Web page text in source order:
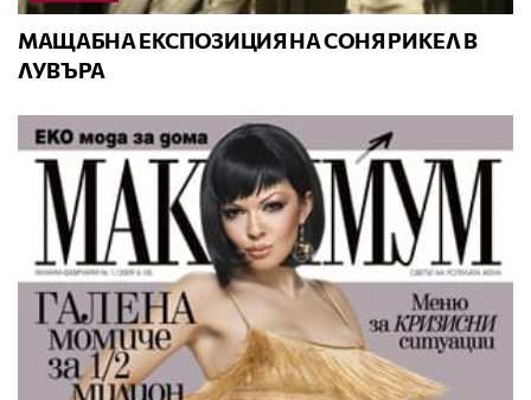
МАЩАБНА ЕКСПОЗИЦИЯ НА СОНЯ РИКЕЛ В
ЛУВЪРА